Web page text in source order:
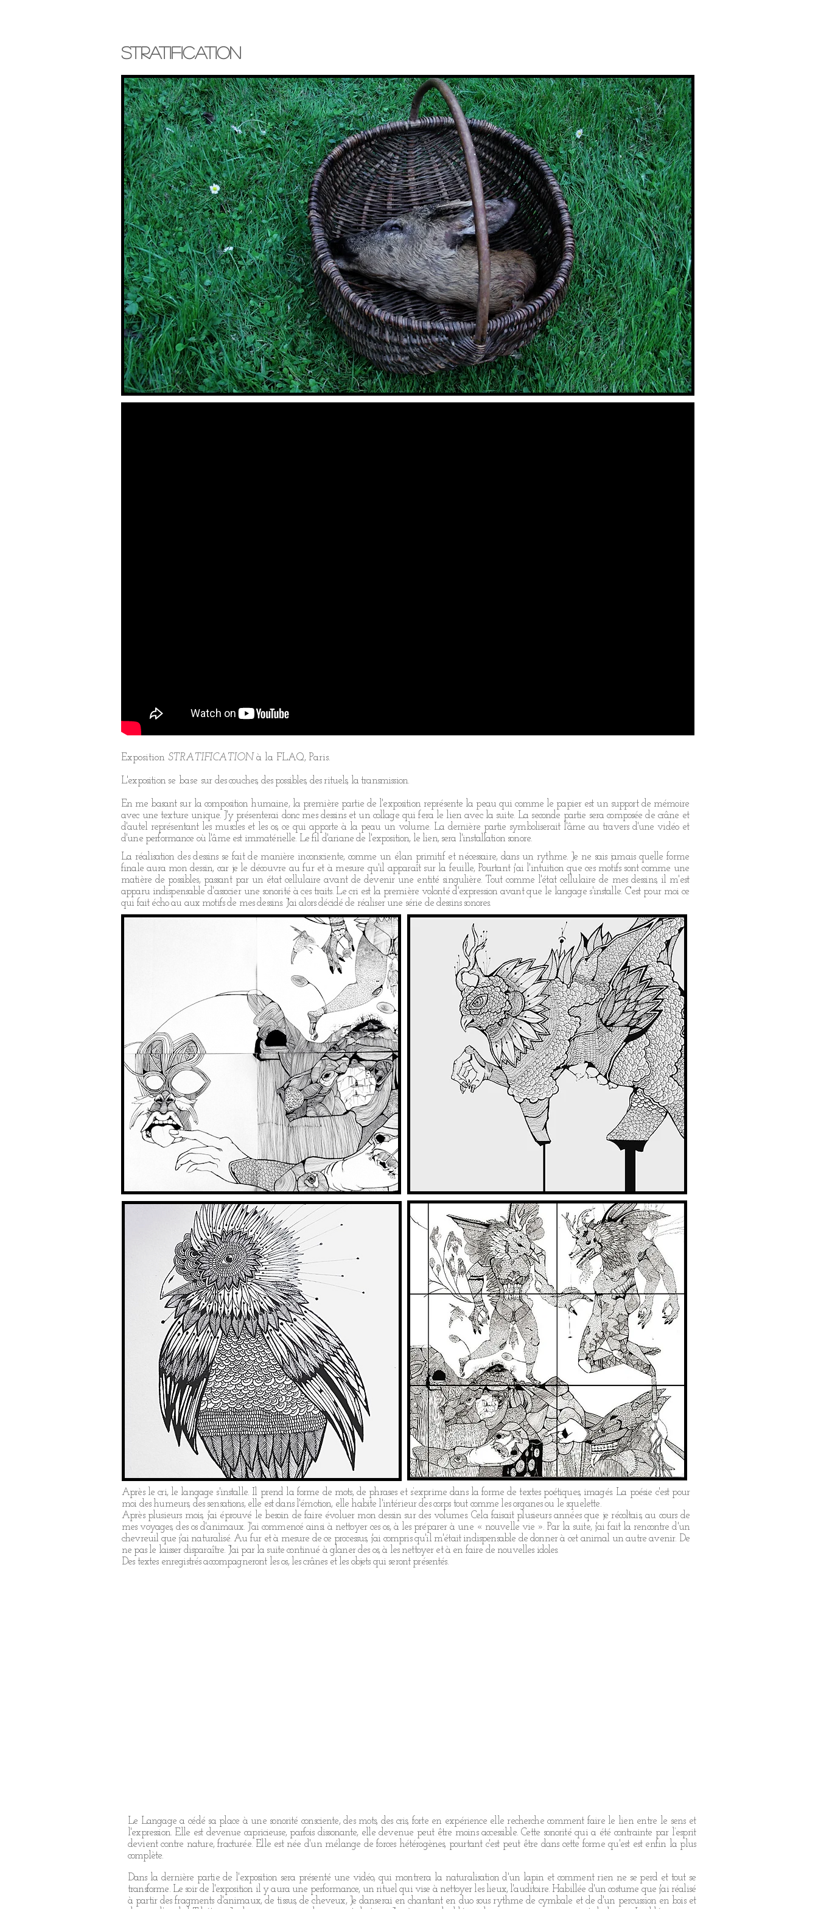
Stratification
Exposition STRATIFICATION à la FLAQ, Paris.
L'exposition se base sur des couches, des possibles, des rituels, la transmission.
En me basant sur la composition humaine, la première partie de l'exposition représente la peau qui comme le papier est un support de mémoire
avec une texture unique. J'y présenterai donc mes dessins et un collage qui fera le lien avec la suite. La seconde partie sera composée de crâne et
d'autel représentant les muscles et les os, ce qui apporte à la peau un volume. La dernière partie symboliserait l'âme au travers d'une vidéo et
d'une performance où l'âme est immatérielle. Le fil d'ariane de l'exposition, le lien, sera l'installation sonore.
La réalisation des dessins se fait de manière inconsciente, comme un élan primitif et nécessaire, dans un rythme. Je ne sais jamais quelle forme
finale aura mon dessin, car je le découvre au fur et à mesure qu'il apparaît sur la feuille, Pourtant j'ai l'intuition que ces motifs sont comme une
matière de possibles, passant par un état cellulaire avant de devenir une entité singulière. Tout comme l'état cellulaire de mes dessins, il m'est
apparu indispensable d'associer une sonorité à ces traits. Le cri est la première volonté d'expression avant que le langage s'installe. C'est pour moi ce
qui fait écho au aux motifs de mes dessins. J'ai alors décidé de réaliser une série de dessins sonores.
Après le cri, le langage s'installe. Il prend la forme de mots, de phrases et s’exprime dans la forme de textes poétiques, imagés. La poésie c'est pour
moi des humeurs, des sensations, elle est dans l'émotion, elle habite l'intérieur des corps tout comme les organes ou le squelette.
Après plusieurs mois, j'ai éprouvé le besoin de faire évoluer mon dessin sur des volumes. Cela faisait plusieurs années que je récoltais, au cours de
mes voyages, des os d'animaux. J'ai commencé ainsi à nettoyer ces os, à les préparer à une « nouvelle vie ». Par la suite, j'ai fait la rencontre d'un
chevreuil que j'ai naturalisé. Au fur et à mesure de ce processus, j'ai compris qu'il m'était indispensable de donner à cet animal un autre avenir. De
ne pas le laisser disparaître. J'ai par la suite continué à glaner des os, à les nettoyer et à en faire de nouvelles idoles.
Des textes enregistrés accompagneront les os, les crânes et les objets qui seront présentés.
Le Langage a cédé sa place à une sonorité consciente, des mots, des cris, forte en expérience elle recherche comment faire le lien entre le sens et
l'expression. Elle est devenue capricieuse, parfois dissonante, elle devenue peut être moins accessible. Cette sonorité qui a été contrainte par l’esprit
devient contre nature, fracturée. Elle est née d'un mélange de forces hétérogènes, pourtant c'est peut être dans cette forme qu'est est enfin la plus
complète.
Dans la dernière partie de l'exposition sera présenté une vidéo, qui montrera la naturalisation d'un lapin et comment rien ne se perd et tout se
transforme. Le soir de l'exposition il y aura une performance, un rituel qui vise à nettoyer les lieux, l'auditoire. Habillée d'un costume que j'ai réalisé
à partir des fragments d'animaux, de tissus, de cheveux, Je danserai en chantant en duo sous rythme de cymbale et de d'un percussion en bois et